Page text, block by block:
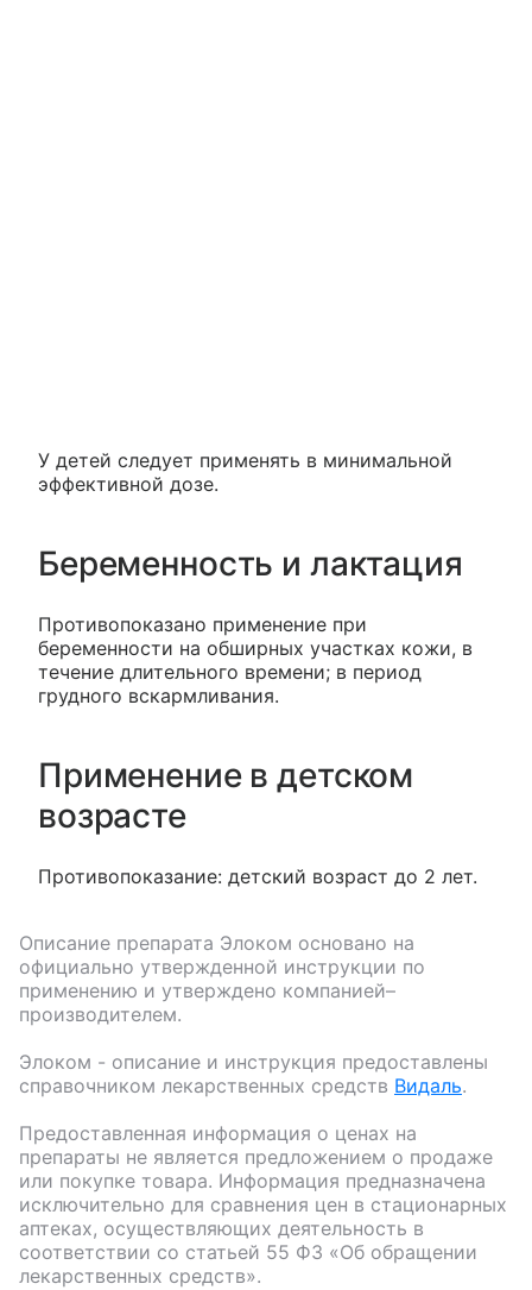
У детей следует применять в минимальной
эффективной дозе.
Беременность и лактация
Противопоказано применение при
беременности на обширных участках кожи, в
течение длительного времени; в период
грудного вскармливания.
Применение в детском
возрасте
Противопоказание: детский возраст до 2 лет.
Описание препарата Элоком основано на
официально утвержденной инструкции по
применению и утверждено компанией–
производителем.
Элоком - описание и инструкция предоставлены
справочником лекарственных средств Видаль.
Предоставленная информация о ценах на
препараты не является предложением о продаже
или покупке товара. Информация предназначена
исключительно для сравнения цен в стационарных
аптеках, осуществляющих деятельность в
соответствии со статьей 55 ФЗ «Об обращении
лекарственных средств».